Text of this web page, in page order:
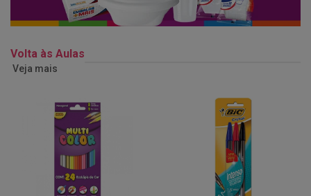
Volta às Aulas
Veja mais